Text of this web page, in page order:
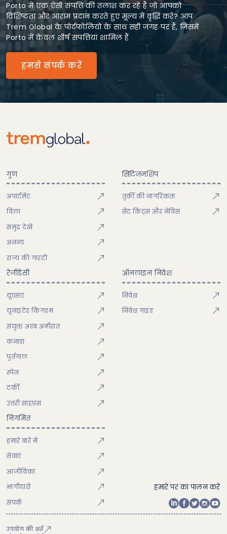
Porto में एक ऐसी संपत्ति की तलाश कर रहे हैं जो आपको
विशिष्टता और आराम प्रदान करते हुए मूल्य में वृद्धि करे? आप
Trem Global के पोर्टफोलियो के साथ सही जगह पर हैं, जिसमें
Porto में केवल शीर्ष संपत्तियां शामिल हैं
हमसे संपर्क करें
गुण
अपार्टमेंट
विला
समुद्र देखें
अनन्य
राज्य की गारंटी
सिटिज़नशिप
तुर्की की नागरिकता
सेंट किट्स और नेविस
रेजीडेंसी
यूएसए
यूनाइटेड किंगडम
संयुक्त अरब अमीरात
कनाडा
पुर्तगाल
स्पेन
टर्की
उत्तरी साइप्रस
ऑनलाइन निवेश
निवेश
निवेश गाइड
निगमित
हमारे बारे में
सेवाएं
आजीविका
भागीदारों
संपर्क
हमारे पर का पालन करें
उपयोग की शर्त